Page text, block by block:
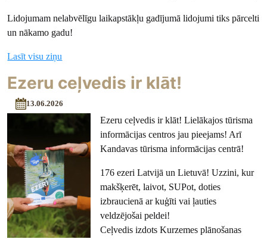
Lidojumam nelabvēlīgu laikapstākļu gadījumā lidojumi tiks pārcelti
un nākamo gadu!
Lasīt visu ziņu
Ezeru ceļvedis ir klāt!
13.06.2026
Ezeru ceļvedis ir klāt! Lielākajos tūrisma
informācijas centros jau pieejams! Arī
Kandavas tūrisma informācijas centrā!
176 ezeri Latvijā un Lietuvā! Uzzini, kur
makšķerēt, laivot, SUPot, doties
izbraucienā ar kuģīti vai ļauties
veldzējošai peldei!
Ceļvedis izdots Kurzemes plānošanas